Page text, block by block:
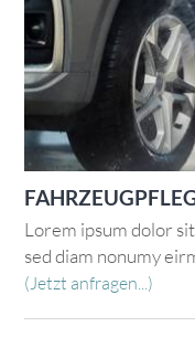
Lorem ipsum dolor
sed diam nonumy
(Jetzt anfragen...)